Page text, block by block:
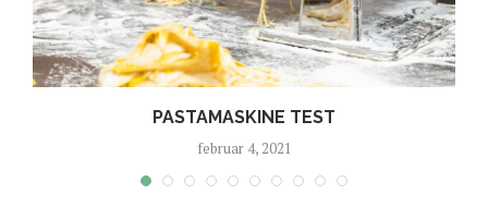
PASTAMASKINE TEST
februar 4, 2021